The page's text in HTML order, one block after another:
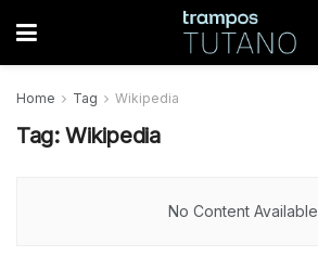
Home Tag Wikipedia
Tag: Wikipedia
No Content Available